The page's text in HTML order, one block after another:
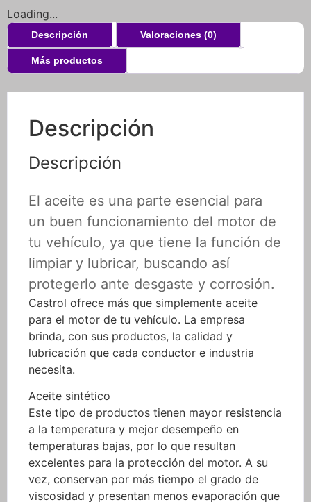
Loading...
Descripción Valoraciones (0)
Más productos
Descripción
Descripción
El aceite es una parte esencial para
un buen funcionamiento del motor de
tu vehículo, ya que tiene la función de
limpiar y lubricar, buscando así
protegerlo ante desgaste y corrosión.
Castrol ofrece más que simplemente aceite
para el motor de tu vehículo. La empresa
brinda, con sus productos, la calidad y
lubricación que cada conductor e industria
necesita.
Aceite sintético
Este tipo de productos tienen mayor resistencia
a la temperatura y mejor desempeño en
temperaturas bajas, por lo que resultan
excelentes para la protección del motor. A su
vez, conservan por más tiempo el grado de
viscosidad y presentan menos evaporación que